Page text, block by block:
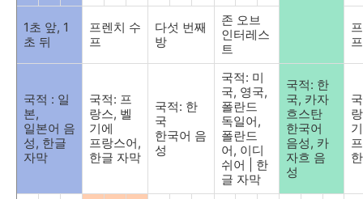
1초 앞, 1
초 뒤
프렌치 수
프
다섯 번째
방
존 오브
인터레스
트
프
국적 : 일
본,
일본어 음
성, 한글
자막
국적: 프
랑스, 벨
기에
프랑스어,
한글 자막
국적: 한
국
한국어 음
성
국적: 미
국, 영국,
폴란드
독일어,
폴란드
어, 이디
쉬어
한
글 자막
국적: 한
국, 카자
흐스탄
한국어
음성, 카
자흐 음
성